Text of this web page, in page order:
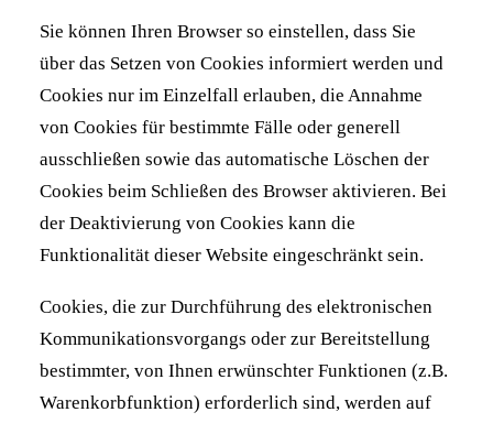
Sie können Ihren Browser so einstellen, dass Sie
über das Setzen von Cookies informiert werden und
Cookies nur im Einzelfall erlauben, die Annahme
von Cookies für bestimmte Fälle oder generell
ausschließen sowie das automatische Löschen der
Cookies beim Schließen des Browser aktivieren. Bei
der Deaktivierung von Cookies kann die
Funktionalität dieser Website eingeschränkt sein.
Cookies, die zur Durchführung des elektronischen
Kommunikationsvorgangs oder zur Bereitstellung
bestimmter, von Ihnen erwünschter Funktionen (z.B.
Warenkorbfunktion) erforderlich sind, werden auf